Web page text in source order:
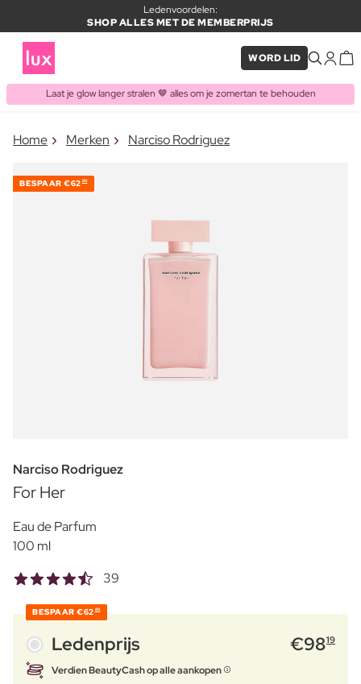
Ledenvoordelen:
SHOP ALLES MET DE MEMBERPRIJS
WORD LID
Laat je glow langer stralen 🤎 alles om je zomertan te behouden
ITEM TOEGEVOEGD AAN
Vaak samen gekocht met
Home Merken Narciso Rodriguez
BESPAAR €62 80
Narciso Rodriguez
For Her
Eau de Parfum
100 ml
39
BESPAAR €62 80
Ledenprijs €9819
Verdien BeautyCash op alle aankopen